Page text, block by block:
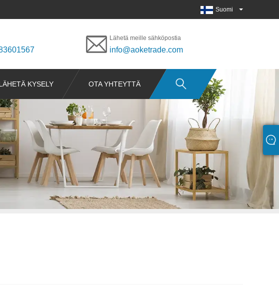
Suomi
Lähetä meille sähköpostia
info@aoketrade.com
KYSELY OTA YHTEYTTÄ